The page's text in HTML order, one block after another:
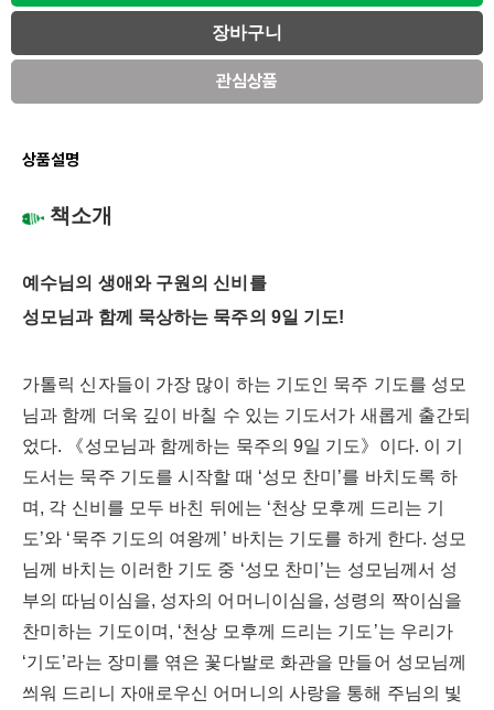
관심상품
상품설명
책소개
예수님의 생애와 구원의 신비를
성모님과 함께 묵상하는 묵주의 9일 기도!
가톨릭 신자들이 가장 많이 하는 기도인 묵주 기도를 성모
님과 함께 더욱 깊이 바칠 수 있는 기도서가 새롭게 출간되
었다. 《성모님과 함께하는 묵주의 9일 기도》이다. 이 기
도서는 묵주 기도를 시작할 때 ‘성모 찬미’를 바치도록 하
며, 각 신비를 모두 바친 뒤에는 ‘천상 모후께 드리는 기
도’와 ‘묵주 기도의 여왕께’ 바치는 기도를 하게 한다. 성모
님께 바치는 이러한 기도 중 ‘성모 찬미’는 성모님께서 성
부의 따님이심을, 성자의 어머니이심을, 성령의 짝이심을
찬미하는 기도이며, ‘천상 모후께 드리는 기도’는 우리가
‘기도’라는 장미를 엮은 꽃다발로 화관을 만들어 성모님께
씌워 드리니 자애로우신 어머니의 사랑을 통해 주님의 빛